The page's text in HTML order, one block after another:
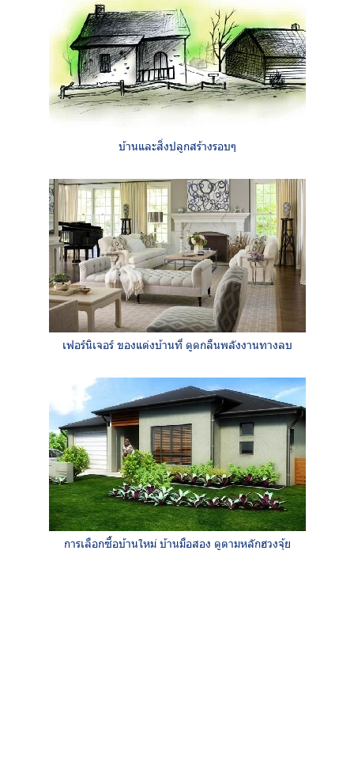
บ้านและสิ่งปลูกสร้างรอบๆ
เฟอร์นิเจอร์ ของแต่งบ้านที่ ดูดกลืนพลังงานทางลบ
การเลือกซื้อบ้านใหม่ บ้านมือสอง ดูตามหลักฮวงจุ้ย